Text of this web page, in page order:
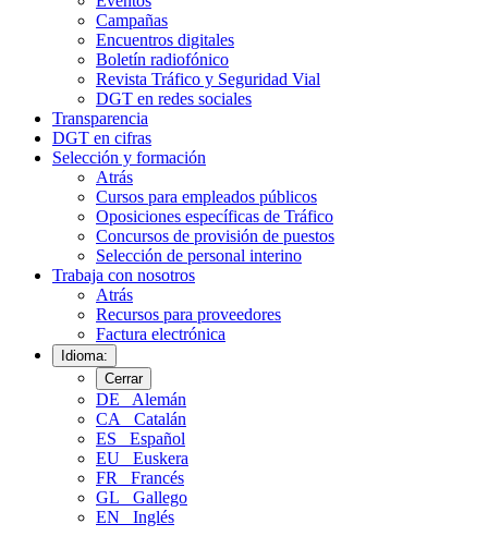
Campañas
Encuentros digitales
Boletín radiofónico
Revista Tráfico y Seguridad Vial
DGT en redes sociales
Transparencia
DGT en cifras
Selección y formación
Atrás
Cursos para empleados públicos
Oposiciones específicas de Tráfico
Concursos de provisión de puestos
Selección de personal interino
Trabaja con nosotros
Atrás
Recursos para proveedores
Factura electrónica
Idioma:
Cerrar
DE
Alemán
CA
Catalán
ES
Español
EU
Euskera
FR
Francés
GL
Gallego
EN
Inglés